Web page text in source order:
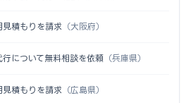
見積もりを請求 （大阪府）
について無料相談を依頼 （兵庫県）
見積もりを請求 （広島県）